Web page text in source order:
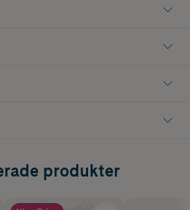
produkter